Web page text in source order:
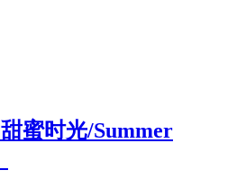
蜜时光/Summer